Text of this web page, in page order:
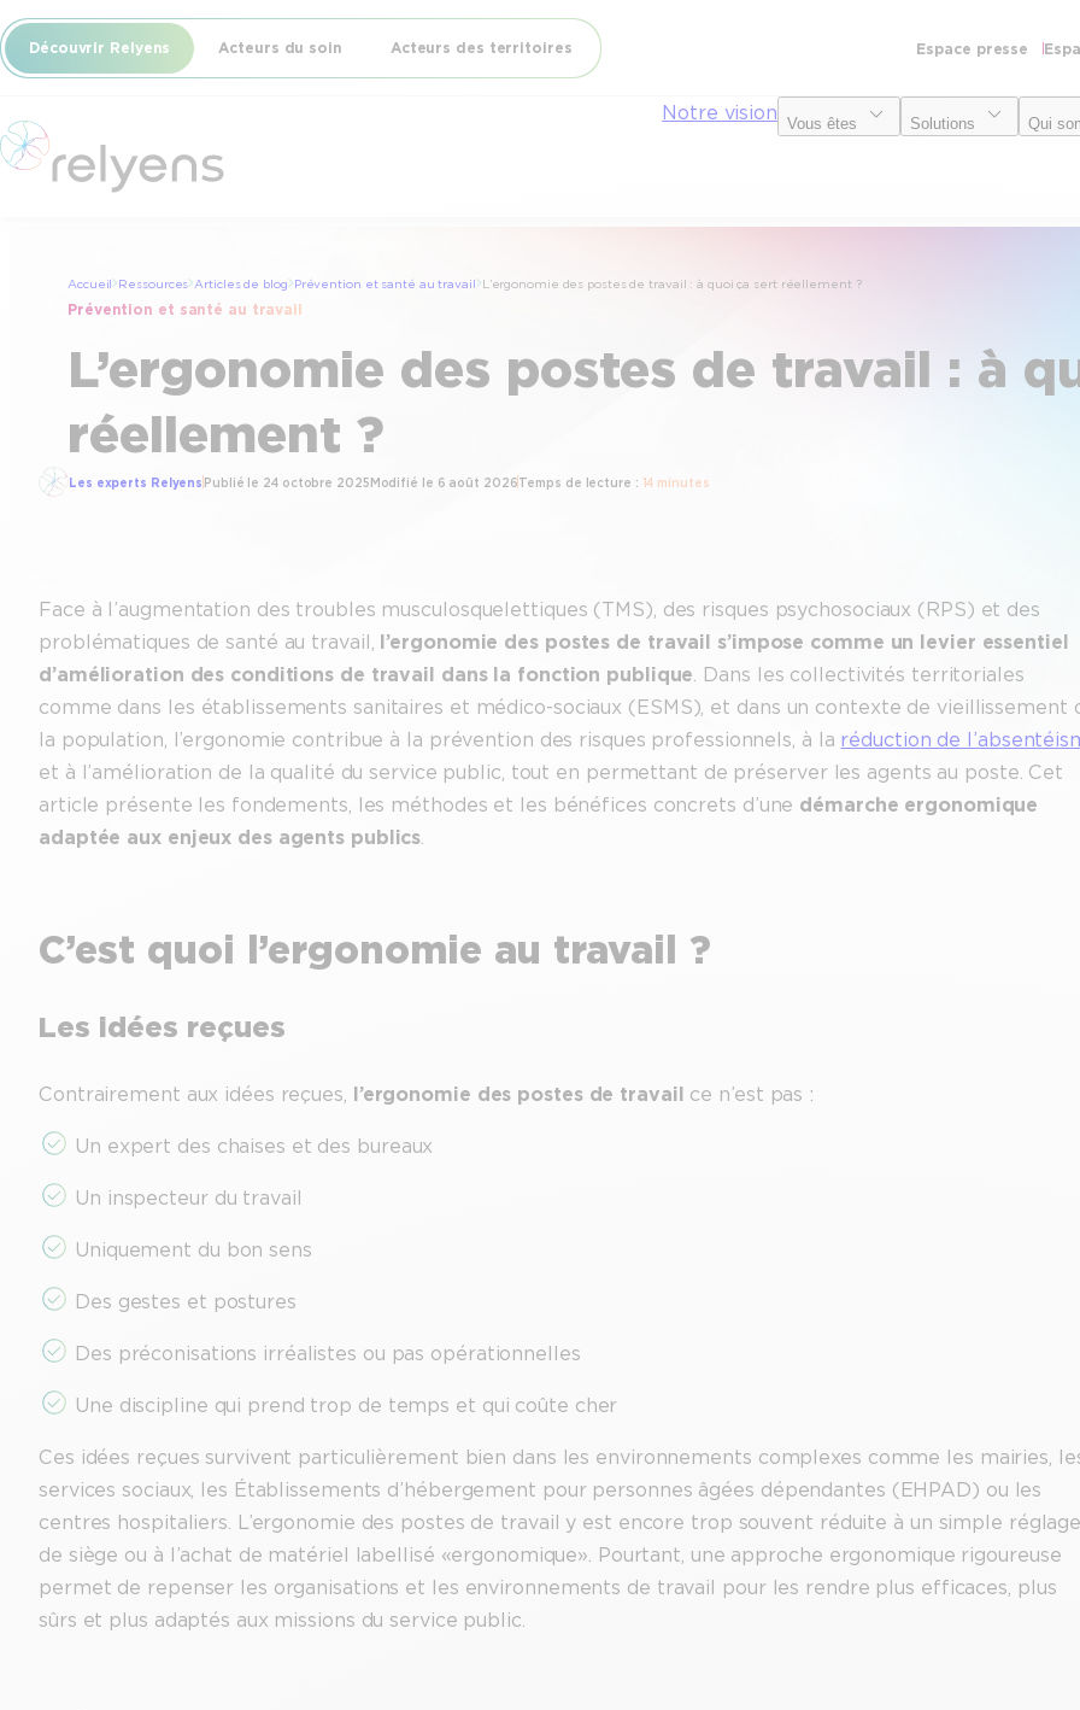
Aller
au
Découvrir Relyens Acteurs du soin Acteurs des territoires Espace presse
Notre vision Vous êtes Solutions Qui
Accueil Ressources Articles de blog Prévention et santé au travail L’ergonomie des postes de travail : à quoi ça sert réellement ?
Prévention et santé au travail
L’ergonomie des postes de travail : à
réellement ?
Les experts Relyens Publié le 24 octobre 2025Modifié le 6 août 2026Temps de lecture : 14 minutes
Face à l’augmentation des troubles musculosquelettiques (TMS), des risques psychosociaux (RPS) et des
problématiques de santé au travail, l’ergonomie des postes de travail s’impose comme un levier essentiel
d’amélioration des conditions de travail dans la fonction publique. Dans les collectivités territoriales
comme dans les établissements sanitaires et médico-sociaux (ESMS), et dans un contexte de vieillissement
la population, l’ergonomie contribue à la prévention des risques professionnels, à la réduction de
et à l’amélioration de la qualité du service public, tout en permettant de préserver les agents au poste. Cet
article présente les fondements, les méthodes et les bénéfices concrets d’une démarche ergonomique
adaptée aux enjeux des agents publics.
C’est quoi l’ergonomie au travail ?
Les idées reçues
Contrairement aux idées reçues, l’ergonomie des postes de travail ce n’est pas :
Un expert des chaises et des bureaux
Un inspecteur du travail
Uniquement du bon sens
Des gestes et postures
Des préconisations irréalistes ou pas opérationnelles
Une discipline qui prend trop de temps et qui coûte cher
Ces idées reçues survivent particulièrement bien dans les environnements complexes comme les mairies,
services sociaux, les Établissements d’hébergement pour personnes âgées dépendantes (EHPAD) ou les
centres hospitaliers. L’ergonomie des postes de travail y est encore trop souvent réduite à un simple
de siège ou à l’achat de matériel labellisé « ergonomique ». Pourtant, une approche ergonomique rigoureuse
permet de repenser les organisations et les environnements de travail pour les rendre plus efficaces, plus
sûrs et plus adaptés aux missions du service public.